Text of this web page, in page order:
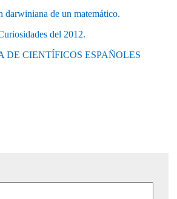
darwiniana de un matemático.
del 2012.
DE CIENTÍFICOS ESPAÑOLES